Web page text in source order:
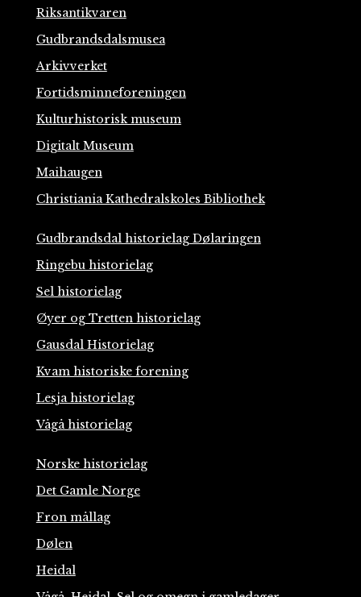
Riksantikvaren
Gudbrandsdalsmusea
Arkivverket
Fortidsminneforeningen
Kulturhistorisk museum
Digitalt Museum
Maihaugen
Christiania Kathedralskoles Bibliothek
Gudbrandsdal historielag Dølaringen
Ringebu historielag
Sel historielag
Øyer og Tretten historielag
Gausdal Historielag
Kvam historiske forening
Lesja historielag
Vågå historielag
Norske historielag
Det Gamle Norge
Fron mållag
Dølen
Heidal